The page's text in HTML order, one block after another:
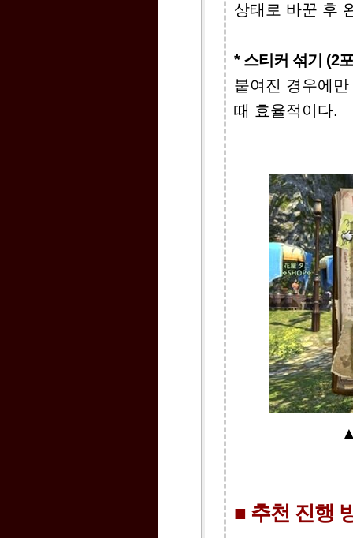
상태로 바꾼 후
* 스티커 섞기 (2
붙여진 경우에
때 효율적이다.
■ 추천 진행